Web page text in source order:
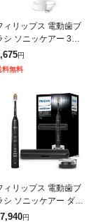
ィリップス 電動歯ブ
シ ソニッケアー 310
リーズ HX4031/21
ワイト HX4031-21
音波水流
円
料無料
ィリップス 電動歯ブ
シ ソニッケアー ダイ
モンドクリーン9000
円